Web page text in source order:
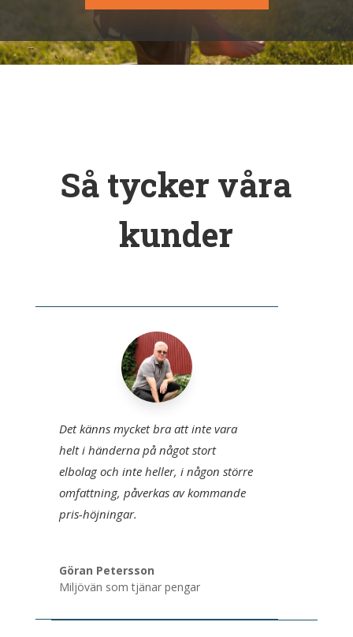
Så tycker våra
kunder
Det känns mycket bra att inte vara
helt i händerna på något stort
elbolag och inte heller, i någon större
omfattning, påverkas av kommande
pris-höjningar.
Göran Petersson
Miljövän som tjänar pengar